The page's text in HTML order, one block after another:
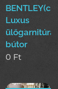
BENTLEY(cur)
Luxus
ülőgarnitúra
bútor
0 Ft